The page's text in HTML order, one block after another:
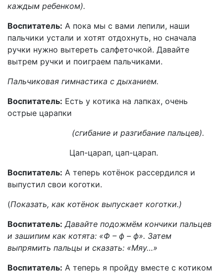
каждым ребенком).
Воспитатель: А пока мы с вами лепили, наши
пальчики устали и хотят отдохнуть, но сначала
ручки нужно вытереть салфеточкой. Давайте
вытрем ручки и поиграем пальчиками.
Пальчиковая гимнастика с дыханием.
Воспитатель: Есть у котика на лапках, очень
острые царапки
(сгибание и разгибание пальцев).
Цап-царап, цап-царап.
Воспитатель: А теперь котёнок рассердился и
выпустил свои коготки.
(Показать, как котёнок выпускает коготки.)
Воспитатель: Давайте подожмём кончики пальцев
и зашипим как котята: «Ф – ф – ф». Затем
выпрямить пальцы и сказать: «Мяу…»
Воспитатель: А теперь я пройду вместе с котиком